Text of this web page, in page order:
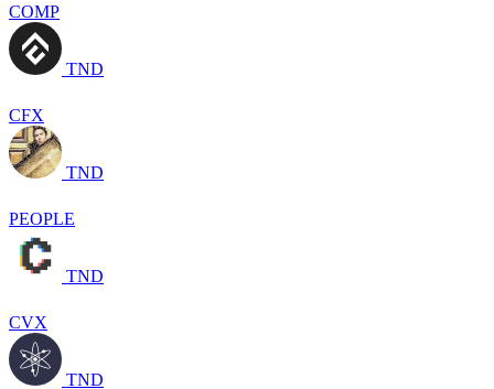
COMP
TND
CFX
TND
PEOPLE
TND
CVX
TND